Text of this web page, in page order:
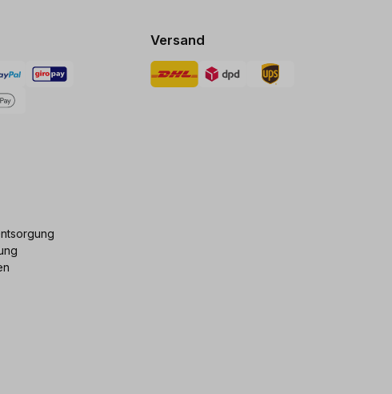
Versand